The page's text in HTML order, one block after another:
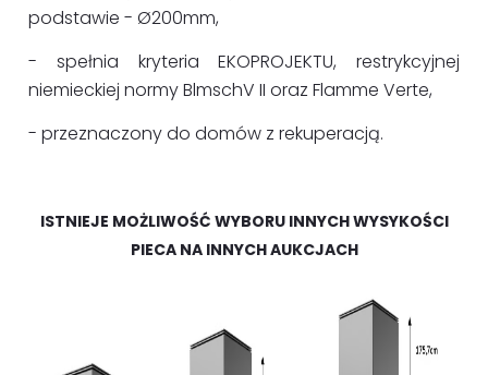
podstawie - Ø200mm,
- spełnia kryteria EKOPROJEKTU, restrykcyjnej
niemieckiej normy BlmschV II oraz Flamme Verte,
- przeznaczony do domów z rekuperacją.
ISTNIEJE MOŻLIWOŚĆ WYBORU INNYCH WYSYKOŚCI
PIECA NA INNYCH AUKCJACH